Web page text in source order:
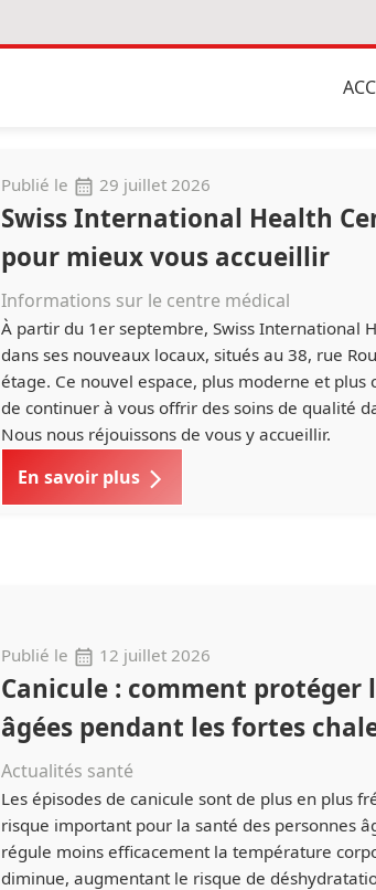
Publié le 29 juillet 2026
Swiss International Health
pour mieux vous accueillir
Informations sur le centre médical
À partir du 1er septembre, Swiss International
dans ses nouveaux locaux, situés au 38, rue
étage. Ce nouvel espace, plus moderne et
de continuer à vous offrir des soins de qualité
Nous nous réjouissons de vous y accueillir.
En savoir plus
Publié le 12 juillet 2026
Canicule : comment protéger
âgées pendant les fortes
Actualités santé
Les épisodes de canicule sont de plus en plus
risque important pour la santé des personnes
régule moins efficacement la température
diminue, augmentant le risque de